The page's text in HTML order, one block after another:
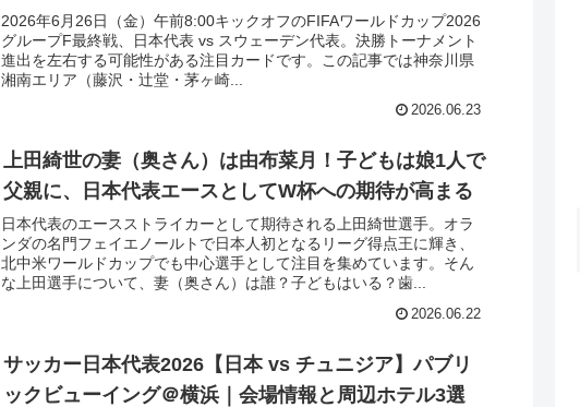
2026年6月26日（金）午前8:00キックオフのFIFAワールドカップ2026
グループF最終戦、日本代表 vs スウェーデン代表。決勝トーナメント
進出を左右する可能性がある注目カードです。この記事では神奈川県
湘南エリア（藤沢・辻堂・茅ヶ崎...
2026.06.23
上田綺世の妻（奥さん）は由布菜月！子どもは娘1人で
父親に、日本代表エースとしてW杯への期待が高まる
日本代表のエースストライカーとして期待される上田綺世選手。オラ
ンダの名門フェイエノールトで日本人初となるリーグ得点王に輝き、
北中米ワールドカップでも中心選手として注目を集めています。そん
な上田選手について、妻（奥さん）は誰？子どもはいる？歯...
2026.06.22
サッカー日本代表2026【日本 vs チュニジア】パブリ
ックビューイング＠横浜｜会場情報と周辺ホテル3選